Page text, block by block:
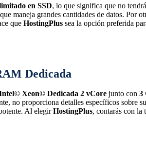
en SSD, lo que significa que no
maneja grandes cantidades de datos. Por
que HostingPlus sea la opción preferida
Dedicada
Xeon© Dedicada 2 vCore junto con 3
no proporciona detalles específicos sobre
Al elegirHostingPlus, contarás con la